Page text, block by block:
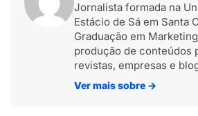
Jornalista formada na
Estácio de Sá em Santa
Graduação em
produção de conteúdos
revistas, empresas e
Ver mais sobre →